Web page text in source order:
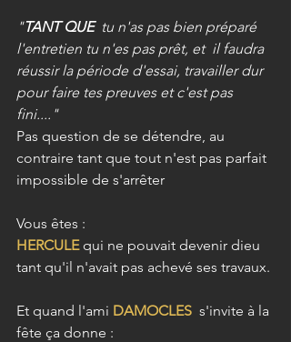
"TANT QUE tu n'as pas bien préparé
l'entretien tu n'es pas prêt, et  il faudra
réussir la période d'essai, travailler dur
pour faire tes preuves et c'est pas
fini...."
Pas question de se détendre, au
contraire tant que tout n'est pas parfait
impossible de s'arrêter
Vous êtes :
HERCULE qui ne pouvait devenir dieu
tant qu'il n'avait pas achevé ses travaux.
Et quand l'ami DAMOCLES s'invite à la
fête ça donne :